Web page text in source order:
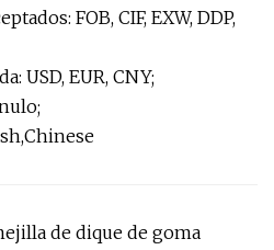
FOB, CIF, EXW, DDP,
USD, EUR, CNY;
de dique de goma